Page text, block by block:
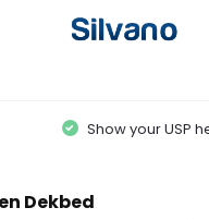
Show your USP here
Dekbed